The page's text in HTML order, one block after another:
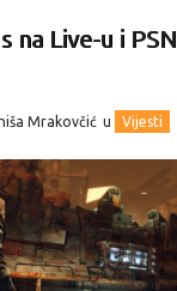
na Live-u i
Mrakovčić u Vijesti